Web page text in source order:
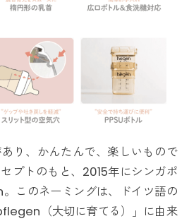
あり、かんたんで、楽しいもので
プトのもと、2015年にシンガポ
このネーミングは、ドイツ語の
（大切に育てる）」に由来